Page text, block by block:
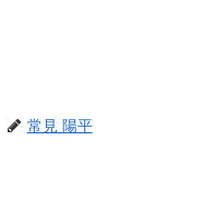
常見 陽平